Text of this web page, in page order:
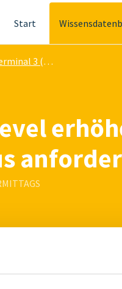
Start
3 (mini)
Terminal ist "online".